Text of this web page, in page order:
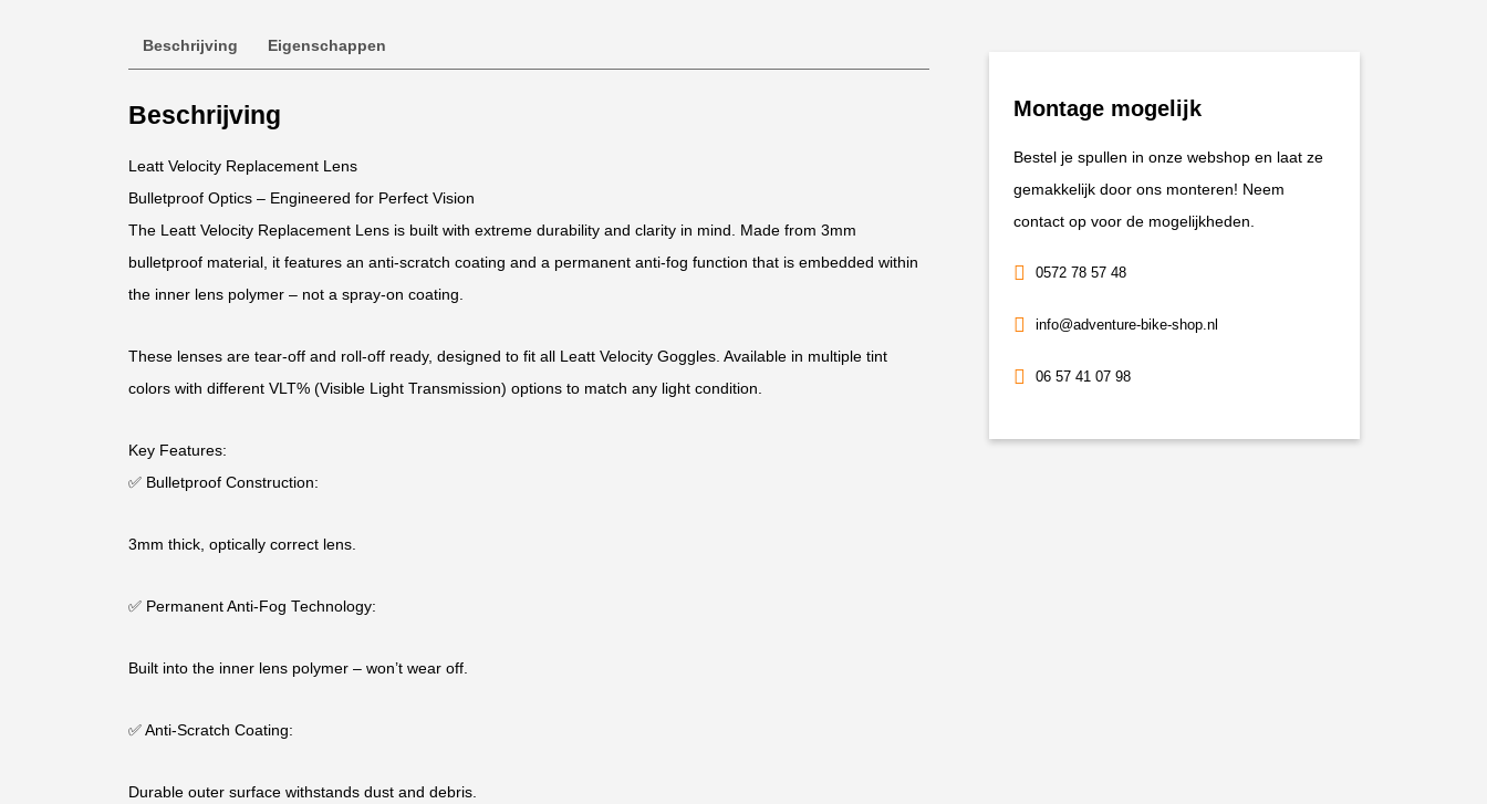
Beschrijving Eigenschappen
Beschrijving
Leatt Velocity Replacement Lens
Bulletproof Optics – Engineered for Perfect Vision
The Leatt Velocity Replacement Lens is built with extreme durability and clarity in mind. Made from 3mm
bulletproof material, it features an anti-scratch coating and a permanent anti-fog function that is embedded within
the inner lens polymer – not a spray-on coating.
These lenses are tear-off and roll-off ready, designed to fit all Leatt Velocity Goggles. Available in multiple tint
colors with different VLT% (Visible Light Transmission) options to match any light condition.
Key Features:
✅ Bulletproof Construction:
3mm thick, optically correct lens.
✅ Permanent Anti-Fog Technology:
Built into the inner lens polymer – won’t wear off.
✅ Anti-Scratch Coating:
Durable outer surface withstands dust and debris.
Montage mogelijk
Bestel je spullen in onze webshop en laat ze
gemakkelijk door ons monteren! Neem
contact op voor de mogelijkheden.
0572 78 57 48
info@adventure-bike-shop.nl
06 57 41 07 98